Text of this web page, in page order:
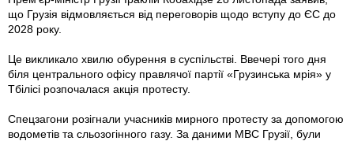
що Грузія відмовляється від переговорів щодо вступу до ЄС до
2028 року.
Це викликало хвилю обурення в суспільстві. Ввечері того дня
біля центрального офісу правлячої партії «Грузинська мрія» у
Тбілісі розпочалася акція протесту.
Спецзагони розігнали учасників мирного протесту за допомогою
водометів та сльозогінного газу. За даними МВС Грузії, були